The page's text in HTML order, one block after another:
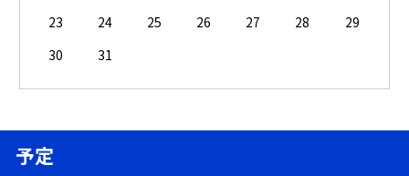
23
24 25 26 27 28
29
30
31
予定